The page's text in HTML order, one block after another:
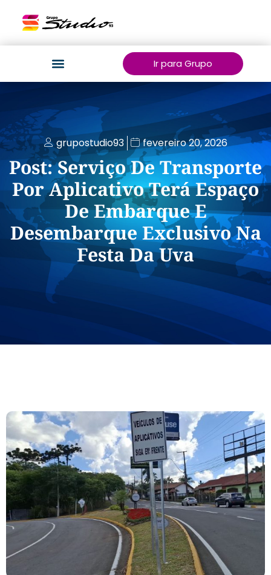
Ir para Grupo
grupostudio93 fevereiro 20, 2026
Post: Serviço De Transporte
Por Aplicativo Terá Espaço
De Embarque E
Desembarque Exclusivo Na
Festa Da Uva